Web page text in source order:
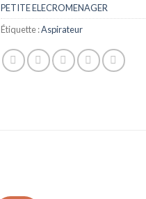
PETITE ELECROMENAGER
Étiquette :Aspirateur